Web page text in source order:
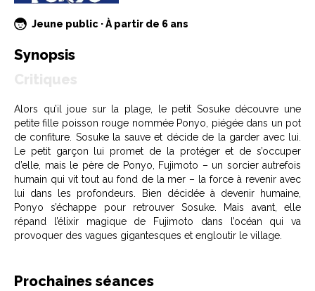
Jeune public · À partir de 6 ans
Synopsis
Alors qu’il joue sur la plage, le petit Sosuke découvre une
petite fille poisson rouge nommée Ponyo, piégée dans un pot
de confiture. Sosuke la sauve et décide de la garder avec lui.
Le petit garçon lui promet de la protéger et de s’occuper
d’elle, mais le père de Ponyo, Fujimoto – un sorcier autrefois
humain qui vit tout au fond de la mer – la force à revenir avec
lui dans les profondeurs. Bien décidée à devenir humaine,
Ponyo s’échappe pour retrouver Sosuke. Mais avant, elle
répand l’élixir magique de Fujimoto dans l’océan qui va
provoquer des vagues gigantesques et engloutir le village.
Prochaines séances